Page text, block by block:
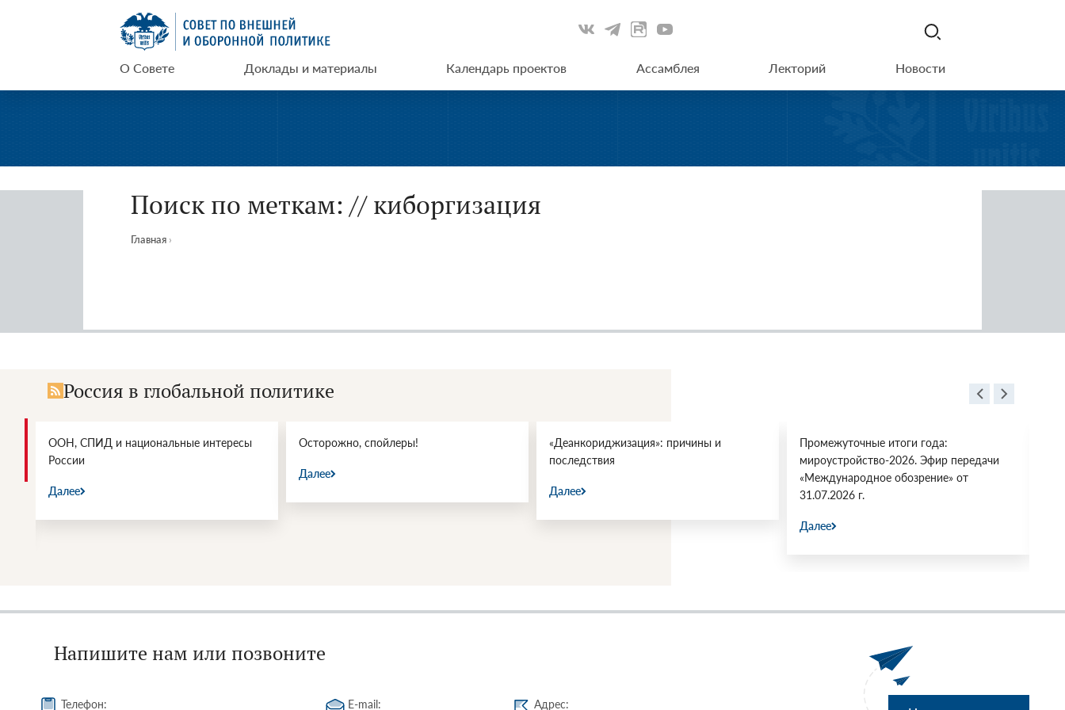
СВОП
О Совете Доклады и материалы Календарь проектов Ассамблея Лекторий Новости
Поиск по меткам: // киборгизация
Главная ›
Россия в глобальной политике
ООН, СПИД и национальные интересы
России
Далее
Осторожно, спойлеры!
Далее
«Деанкориджизация»: причины и
последствия
Далее
Промежуточные итоги года:
мироустройство-2026. Эфир передачи
«Международное обозрение» от
31.07.2026 г.
Далее
Напишите нам или позвоните
Телефон: E-mail: Адрес: